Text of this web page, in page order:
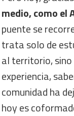
medio, como el
puente se
trata solo de
al territorio, sino
experiencia,
comunidad ha
hoy es